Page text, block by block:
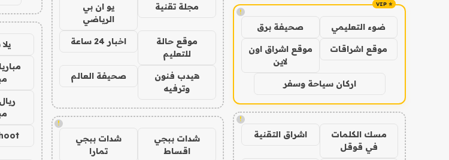
!
ضوء التعليمي صحيفة برق
موقع اشراقات
موقع اشراق اون
لاين
اركان سياحة وسفر
!
مسك الكلمات
في قوقل
اشراق التقنية
مجلة تقنية
يو ان بي
الرياضي
موقع حالة
للتعليم
اخبار 24 ساعة
هيدب فنون
وترفيه
صحيفة العالم
!
شدات ببجي
اقساط
شدات ببجي
تمارا